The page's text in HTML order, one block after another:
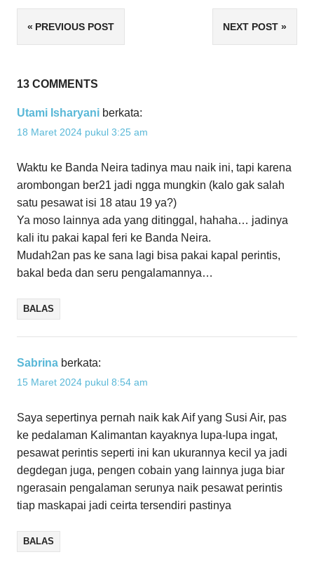
Navigasi
PREVIOUS POST NEXT POST
13 COMMENTS
Utami Isharyani berkata:
18 Maret 2024 pukul 3:25 am
Waktu ke Banda Neira tadinya mau naik ini, tapi karena
arombongan ber21 jadi ngga mungkin (kalo gak salah
satu pesawat isi 18 atau 19 ya?)
Ya moso lainnya ada yang ditinggal, hahaha… jadinya
kali itu pakai kapal feri ke Banda Neira.
Mudah2an pas ke sana lagi bisa pakai kapal perintis,
bakal beda dan seru pengalamannya…
BALAS
Sabrina berkata:
15 Maret 2024 pukul 8:54 am
Saya sepertinya pernah naik kak Aif yang Susi Air, pas
ke pedalaman Kalimantan kayaknya lupa-lupa ingat,
pesawat perintis seperti ini kan ukurannya kecil ya jadi
degdegan juga, pengen cobain yang lainnya juga biar
ngerasain pengalaman serunya naik pesawat perintis
tiap maskapai jadi ceirta tersendiri pastinya
BALAS